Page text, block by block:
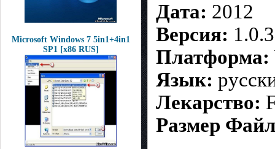
Microsoft Windows 7 5in1+4in1
SP1 [x86 RUS]
Дата: 2012
Версия:
Платформа:
Язык:
Лекарство:
Размер